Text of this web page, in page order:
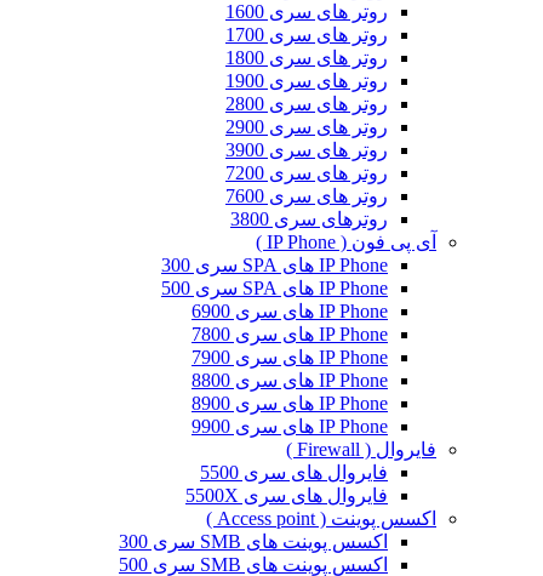
روتر های سری 1600
روتر های سری 1700
روتر های سری 1800
روتر های سری 1900
روتر های سری 2800
روتر های سری 2900
روتر های سری 3900
روتر های سری 7200
روتر های سری 7600
روترهای سری 3800
آی پی فون ( IP Phone )
IP Phone های SPA سری 300
IP Phone های SPA سری 500
IP Phone های سری 6900
IP Phone های سری 7800
IP Phone های سری 7900
IP Phone های سری 8800
IP Phone های سری 8900
IP Phone های سری 9900
فایروال ( Firewall )
فایروال های سری 5500
فایروال های سری 5500X
اکسس پوینت ( Access point )
اکسس پوینت های SMB سری 300
اکسس پوینت های SMB سری 500